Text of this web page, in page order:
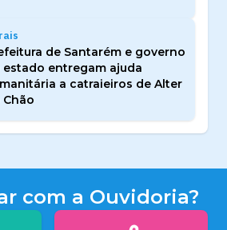
de Santarém e governo
estado entregam ajuda
a catraieiros de Alter
Chão
com a Ouvidoria?